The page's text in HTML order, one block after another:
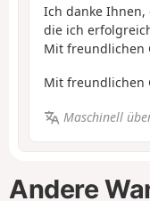
Ich danke Ihnen,
die ich
Mit freundlichen
Mit freundlichen
Maschinell
Andere